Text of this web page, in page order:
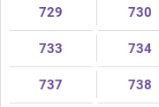
729 730
733 734
737 738